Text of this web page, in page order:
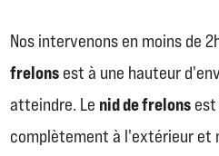
Nos intervenons en moins de
frelons est à une hauteur
atteindre. Le nid de frelons est
complètement à l'extérieur et